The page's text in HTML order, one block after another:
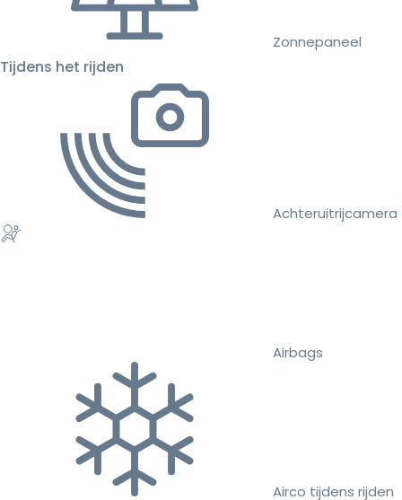
Zonnepaneel
Tijdens het rijden
Achteruitrijcamera
Airbags
Airco tijdens rijden